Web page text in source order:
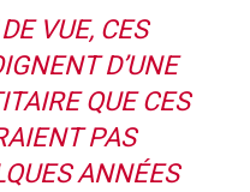
VUE, CES
D’UNE
QUE CES
PAS
ANNÉES